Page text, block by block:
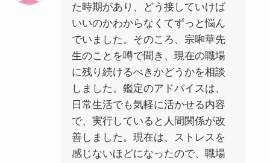
た時期があり、どう接していけば
いいのかわからなくてずっと悩ん
でいました。そのころ、宗啝華先
生のことを噂で聞き、現在の職場
に残り続けるべきかどうかを相談
しました。鑑定のアドバイスは、
日常生活でも気軽に活かせる内容
で、実行していると人間関係が改
善しました。現在は、ストレスを
感じないほどになったので、職場